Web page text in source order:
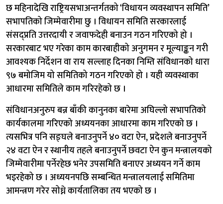
छ महिनादेखि राष्ट्रियसभाअन्तर्गतको ‘विधायन व्यवस्थापन समिति’
सभापतिको जिम्मेवारीमा छु । विधायन समिति सरकारलाई
संसद्प्रति उत्तरदायी र जवाफदेही बनाउन गठन गरिएको हो ।
सरकारबाट भए गरेका काम कारबाहीको अनुगमन र मूल्याङ्कन गरी
आवश्यक निर्देशन वा राय सल्लाह दिनका निम्ति संविधानको धारा
९७ बमोजिम यो समितिको गठन गरिएको हो । यही व्यवस्थाका
आधारमा समितिले काम गरिरहेको छ ।
संविधानअनुरुप बन्न बाँकी कानुनका बारेमा अघिल्लो सभापतिको
कार्यकालमा गरिएको अध्ययनका आधारमा काम गरिएको छ ।
त्यसभित्र पनि सङ्घले बनाउनुपर्ने ४० वटा ऐन, प्रदेशले बनाउनुपर्ने
२४ वटा ऐन र स्थानीय तहले बनाउनुपर्ने छवटा ऐन कुन मन्त्रालयको
जिम्मेवारीमा पर्नेरहेछ भनेर उपसमिति बनाएर अध्ययन गर्ने काम
भइरहेको छ । अध्ययनपछि सम्बन्धित मन्त्रालयलाई समितिमा
आमन्त्रण गरेर सोध्ने कार्यतालिका तय भएको छ ।